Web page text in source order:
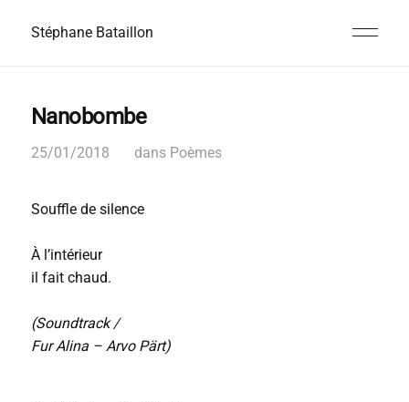
Stéphane Bataillon
Nanobombe
25/01/2018 dans Poèmes
Souffle de silence
À l’intérieur
il fait chaud.
(Soundtrack /
Fur Alina – Arvo Pärt)